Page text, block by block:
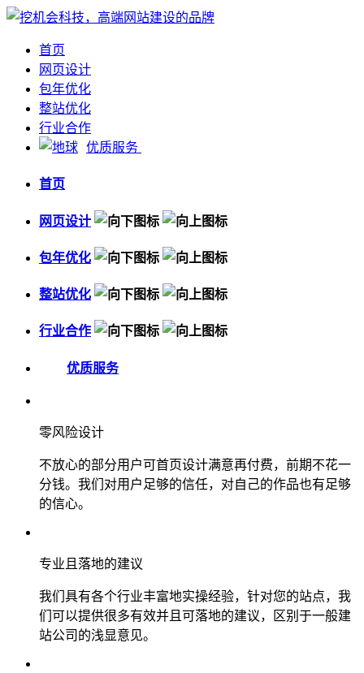
首页
网页设计
包年优化
整站优化
行业合作
优质服务
首页
网页设计
包年优化
整站优化
行业合作
优质服务
零风险设计
不放心的部分用户可首页设计满意再付费，前期不花一
分钱。我们对用户足够的信任，对自己的作品也有足够
的信心。
专业且落地的建议
我们具有各个行业丰富地实操经验，针对您的站点，我
们可以提供很多有效并且可落地的建议，区别于一般建
站公司的浅显意见。